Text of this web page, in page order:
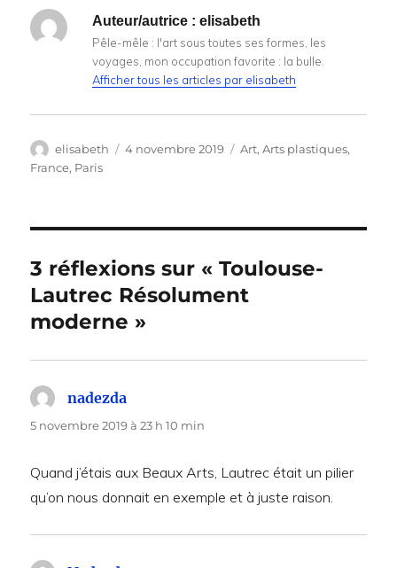
Auteur/autrice : elisabeth
Pêle-mêle : l'art sous toutes ses formes, les
voyages, mon occupation favorite : la bulle.
Afficher tous les articles par elisabeth
Auteur
elisabeth
Publié
4 novembre 2019 Catégories
Art,Arts plastiques,
France, Paris
3 réflexions sur « Toulouse-
Lautrec Résolument
moderne »
nadezda
5 novembre 2019 à 23 h 10 min
Quand j’étais aux Beaux Arts, Lautrec était un pilier
qu’on nous donnait en exemple et à juste raison.